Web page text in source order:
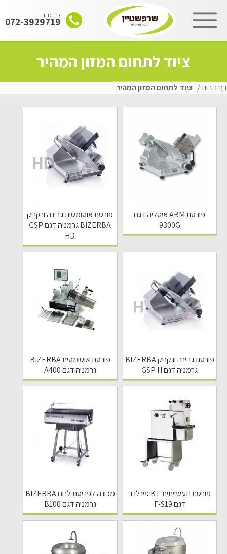
זֶה
מֻפְעֶלֶת
להזמנות
072-3929719
ציוד לתחום המזון המהיר
דף הבית/ ציוד לתחום המזון המהיר
פורסת ABM איטליה דגם
9300G
פורסת אוטומטית גבינה ונקניק
BIZERBA גרמניה דגם GSP
HD
פורסת גבינה ונקניק BIZERBA
גרמניה דגם GSP H
פורסת אוטומטית BIZERBA
גרמניה דגם A400
פורסת תעשייתית KT פינלנד
דגם F-S19
מכונה לפריסת לחם BIZERBA
גרמניה דגם B100